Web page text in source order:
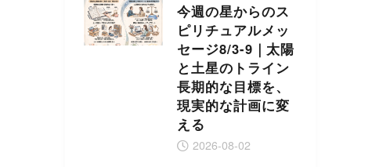
今週の星からのス
ピリチュアルメッ
セージ8/3-9｜太陽
と土星のトライン
長期的な目標を、
現実的な計画に変
える
2026-08-02